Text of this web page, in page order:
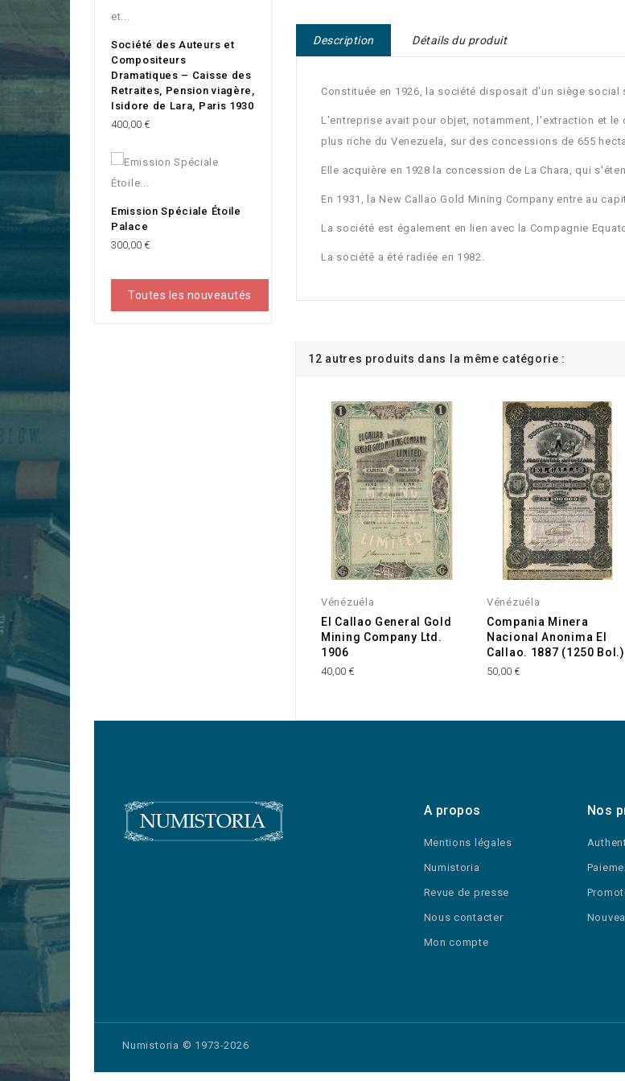
Société des Auteurs et
Compositeurs
Dramatiques – Caisse des
Retraites, Pension viagère,
Isidore de Lara, Paris 1930
Prix
400,00 €
Emission Spéciale Étoile
Palace
Prix
300,00 €
Toutes les nouveautés
Description Détails du produit
Constituée en 1926, la société disposait d'un siège social
L'entreprise avait pour objet, notamment, l'extraction et
plus riche du Venezuela, sur des concessions de 655
Elle acquière en 1928 la concession de La Chara, qui
En 1931, la New Callao Gold Mining Company entre au
La société est également en lien avec la Compagnie
La société a été radiée en 1982.
12 autres produits dans la même catégorie :
Vénézuéla
El Callao General Gold
Mining Company Ltd.
1906
40,00 €
Vénézuéla
Compania Minera
Nacional Anonima El
Callao. 1887 (1250 Bol.)
50,00 €
A propos
Mentions légales
Numistoria
Revue de presse
Nous contacter
Mon compte
Nos
Numistoria © 1973-2026